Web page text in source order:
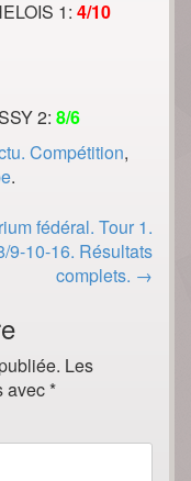
1: 4/10
2: 8/6
Compétition,
.
fédéral. Tour 1.
9-10-16. Résultats
complets. →
Les
avec*